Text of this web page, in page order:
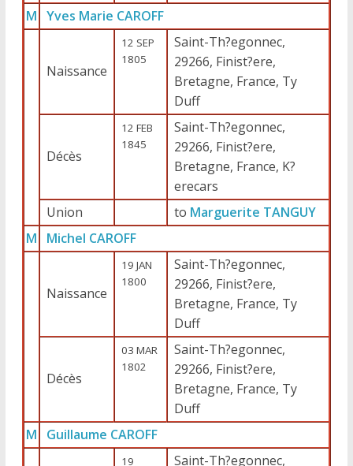
M Yves Marie CAROFF
Naissance
12 SEP
1805
Saint-Th?egonnec,
29266, Finist?ere,
Bretagne, France, Ty
Duff
Décès
12 FEB
1845
Saint-Th?egonnec,
29266, Finist?ere,
Bretagne, France, K?
erecars
Union
to Marguerite TANGUY
M
Michel CAROFF
Naissance
19 JAN
1800
Saint-Th?egonnec,
29266, Finist?ere,
Bretagne, France, Ty
Duff
Décès
03 MAR
1802
Saint-Th?egonnec,
29266, Finist?ere,
Bretagne, France, Ty
Duff
M
Guillaume CAROFF
19 Saint-Th?egonnec,